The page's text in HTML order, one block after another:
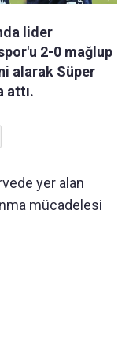
lider
2-0 mağlup
alarak Süper
attı.
yer alan
mücadelesi